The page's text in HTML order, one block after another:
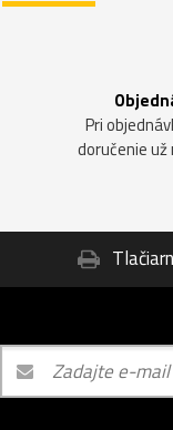
Pri
doručenie už